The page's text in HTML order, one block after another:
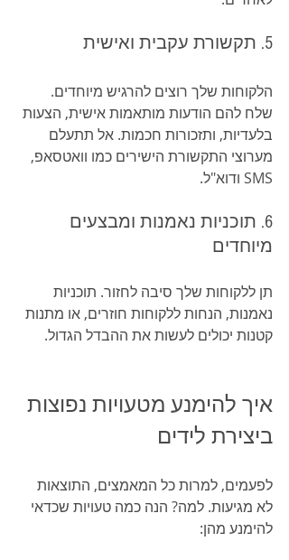
5. תקשורת עקבית ואישית
הלקוחות שלך רוצים להרגיש מיוחדים.
שלח להם הודעות מותאמות אישית, הצעות
בלעדיות, ותזכורות חכמות. אל תתעלם
מערוצי התקשורת הישירים כמו וואטסאפ,
SMS ודוא"ל.
6. תוכניות נאמנות ומבצעים
מיוחדים
תן ללקוחות שלך סיבה לחזור. תוכניות
נאמנות, הנחות ללקוחות חוזרים, או מתנות
קטנות יכולים לעשות את ההבדל הגדול.
איך להימנע מטעויות נפוצות
ביצירת לידים
לפעמים, למרות כל המאמצים, התוצאות
לא מגיעות. למה? הנה כמה טעויות שכדאי
להימנע מהן: